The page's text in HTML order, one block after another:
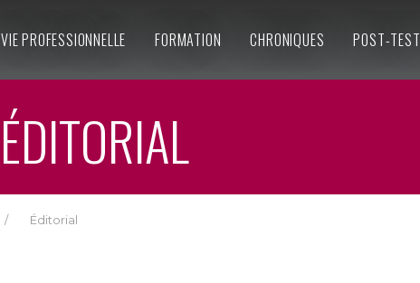
VIE PROFESSIONNELLE FORMATION CHRONIQUES POST-TEST
ÉDITORIAL
Éditorial